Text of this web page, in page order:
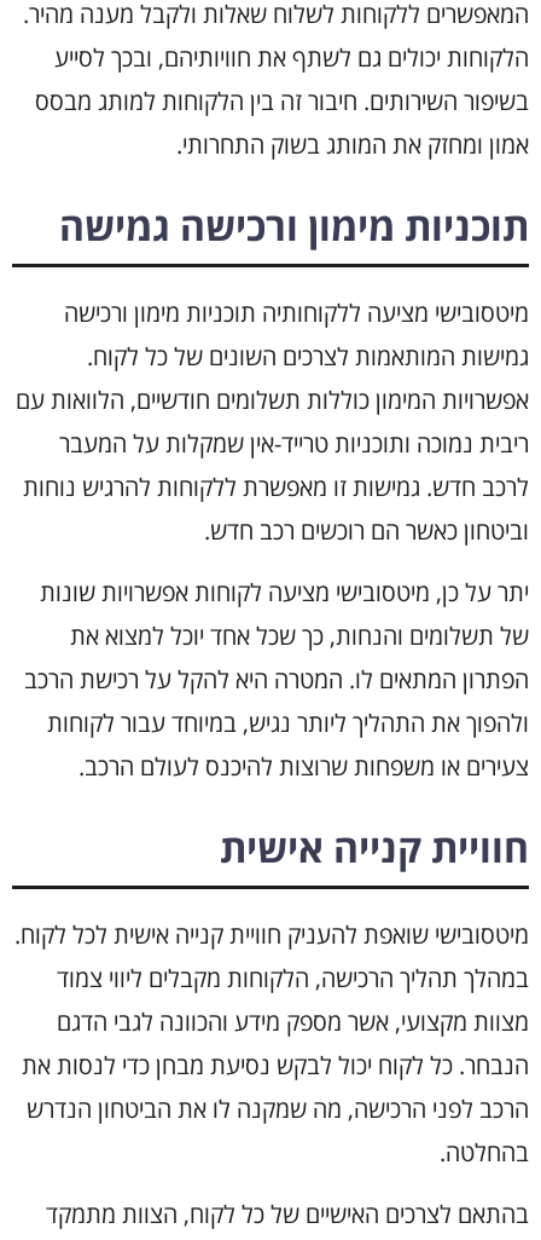
המאפשרים ללקוחות לשלוח שאלות ולקבל מענה מהיר.
הלקוחות יכולים גם לשתף את חוויותיהם, ובכך לסייע
בשיפור השירותים. חיבור זה בין הלקוחות למותג מבסס
אמון ומחזק את המותג בשוק התחרותי.
תוכניות מימון ורכישה גמישה
מיטסובישי מציעה ללקוחותיה תוכניות מימון ורכישה
גמישות המותאמות לצרכים השונים של כל לקוח.
אפשרויות המימון כוללות תשלומים חודשיים, הלוואות עם
ריבית נמוכה ותוכניות טרייד-אין שמקלות על המעבר
לרכב חדש. גמישות זו מאפשרת ללקוחות להרגיש נוחות
וביטחון כאשר הם רוכשים רכב חדש.
יתר על כן, מיטסובישי מציעה לקוחות אפשרויות שונות
של תשלומים והנחות, כך שכל אחד יוכל למצוא את
הפתרון המתאים לו. המטרה היא להקל על רכישת הרכב
ולהפוך את התהליך ליותר נגיש, במיוחד עבור לקוחות
צעירים או משפחות שרוצות להיכנס לעולם הרכב.
חוויית קנייה אישית
מיטסובישי שואפת להעניק חוויית קנייה אישית לכל לקוח.
במהלך תהליך הרכישה, הלקוחות מקבלים ליווי צמוד
מצוות מקצועי, אשר מספק מידע והכוונה לגבי הדגם
הנבחר. כל לקוח יכול לבקש נסיעת מבחן כדי לנסות את
הרכב לפני הרכישה, מה שמקנה לו את הביטחון הנדרש
בהחלטה.
בהתאם לצרכים האישיים של כל לקוח, הצוות מתמקד